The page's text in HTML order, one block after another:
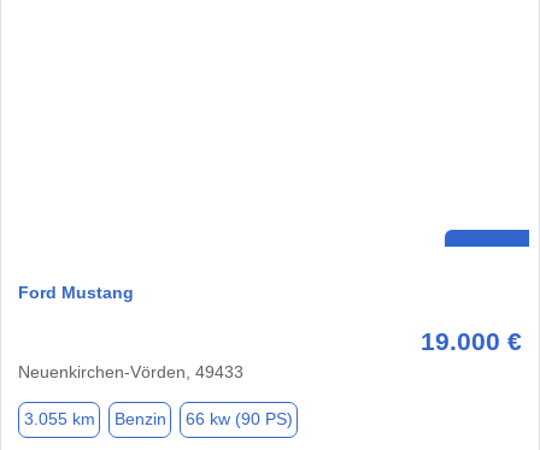
Ford Mustang
19.000 €
Neuenkirchen-Vörden, 49433
3.055 km Benzin 66 kw (90 PS)